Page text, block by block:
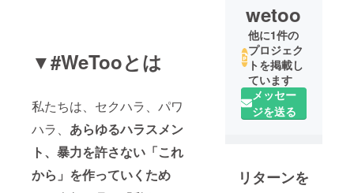
▼#WeTooとは
私たちは、セクハラ、パワ
ハラ、 あらゆるハラスメン
ト、暴力を許さない「これ
から」を作っていくため
wetoo
他に1件の
プロジェク
トを掲載し
ています
メッセー
ジを送る
リターンを